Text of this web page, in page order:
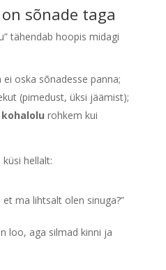
sõnade taga
tähendab hoopis midagi
oska sõnadesse panna;
(pimedust, üksi jäämist);
rohkem kui
küsi hellalt:
ma lihtsalt olen sinuga?”
loo, aga silmad kinni ja